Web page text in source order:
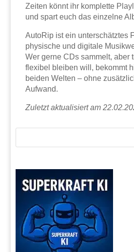
Zeiten könnt ihr komplette
und spart euch das einzelne
AutoRip ist ein unterschätztes
physische und digitale
Wer gerne CDs sammelt, aber
flexibel bleiben will, bekommt
beiden Welten – ohne
Aufwand.
Zuletzt aktualisiert am